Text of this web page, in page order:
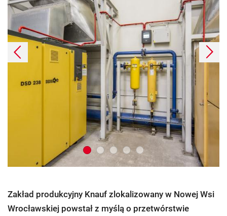
Zakład produkcyjny Knauf zlokalizowany w Nowej Wsi
Wrocławskiej powstał z myślą o przetwórstwie